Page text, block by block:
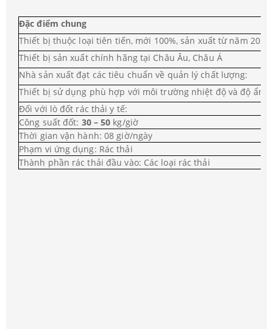
Đặc điểm chung
Thiết bị thuộc loại tiên tiến, mới 100%, sản xuất từ năm
Thiết bị sản xuất chính hãng tại Châu Âu, Châu Á
Nhà sản xuất đạt các tiêu chuẩn về quản lý chất lượng:
Thiết bị sử dụng phù hợp với môi trường nhiệt độ và độ ẩm
Đối với lò đốt rác thải y tế:
Công suất đốt: 30 – 50 kg/giờ
Thời gian vận hành: 08 giờ/ngày
Phạm vi ứng dụng: Rác thải
Thành phần rác thải đầu vào: Các loại rác thải